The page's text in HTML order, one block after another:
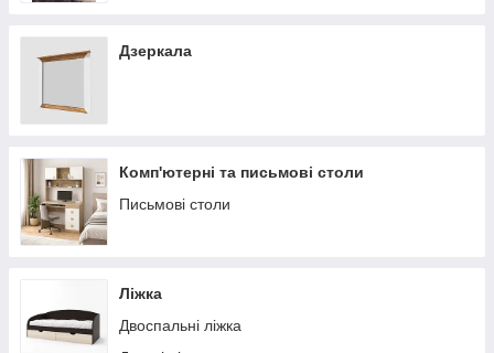
Дзеркала
Комп'ютерні та письмові столи
Письмові столи
Ліжка
Двоспальні ліжка